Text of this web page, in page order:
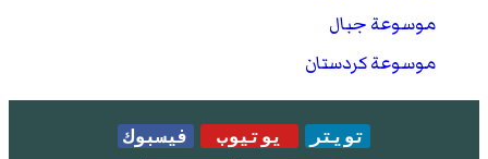
موسوعة جبال
موسوعة كردستان
تويتر يوتيوب
فيسبوك